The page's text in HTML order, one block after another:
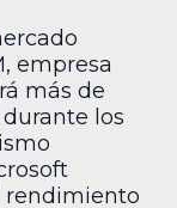
empresa
más de
durante los
rendimiento